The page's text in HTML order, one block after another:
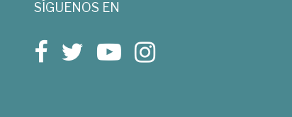
SÍGUENOS EN